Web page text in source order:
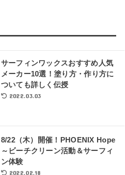
サーフィンワックスおすすめ人気
メーカー10選！塗り方・作り方に
ついても詳しく伝授
2022.03.03
8/22（木）開催！PHOENIX Hope
～ビーチクリーン活動＆サーフィ
ン体験
2022.02.18